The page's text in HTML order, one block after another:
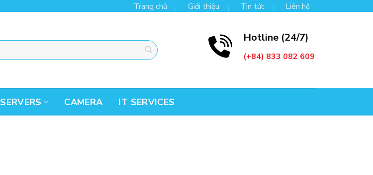
Trang chủ Giới thiệu Tin tức Liên hệ
Hotline (24/7)
(+84) 833 082 609
SERVERS CAMERA IT SERVICES